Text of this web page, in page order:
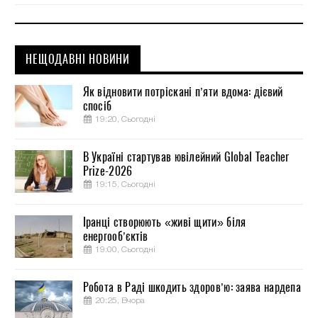
НЕЩОДАВНІ НОВИНИ
Як відновити потріскані п’яти вдома: дієвий
спосіб
19:20, Сьогодні
В Україні стартував ювілейний Global Teacher
Prize-2026
19:15, Сьогодні
Іранці створюють «живі щити» біля
енергооб’єктів
19:00, Сьогодні
Робота в Раді шкодить здоров’ю: заява нардепа
20:25, Вчора